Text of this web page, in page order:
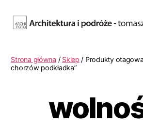
Tomasz
Kiełkowski.
Strona główna / Sklep / Produkty
chorzów podkładka”